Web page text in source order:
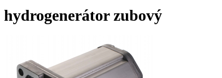
hydrogenerátor zubový